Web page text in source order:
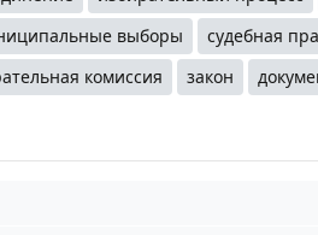
выборы
судебная
комиссия закон